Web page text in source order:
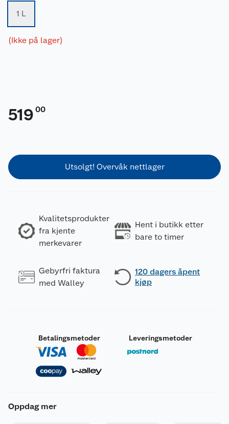
1 L
(Ikke på lager)
519 00
Utsolgt! Overvåk nettlager
Kvalitetsprodukter
fra kjente
merkevarer
Hent i butikk etter
bare to timer
Gebyrfri faktura
med Walley
120 dagers åpent
kjøp
Betalingsmetoder Leveringsmetoder
Oppdag mer